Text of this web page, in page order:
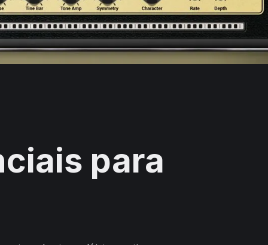
para